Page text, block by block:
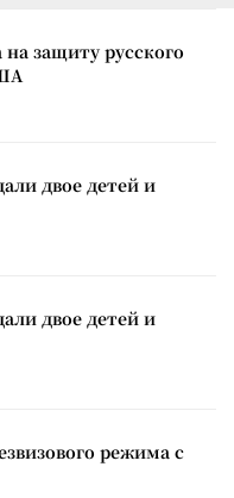
защиту русского
двое детей и
двое детей и
режима с